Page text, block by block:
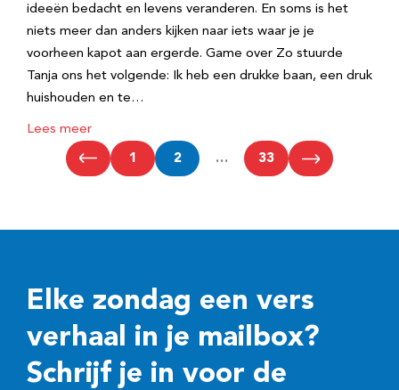
ideeën bedacht en levens veranderen. En soms is het
niets meer dan anders kijken naar iets waar je je
voorheen kapot aan ergerde. Game over Zo stuurde
Tanja ons het volgende: Ik heb een drukke baan, een druk
huishouden en te…
Lees meer
1 2 … 33
Elke zondag een vers
verhaal in je mailbox?
Schrijf je in voor de